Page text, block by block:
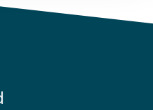
del sitio web con
publicidad y análisis